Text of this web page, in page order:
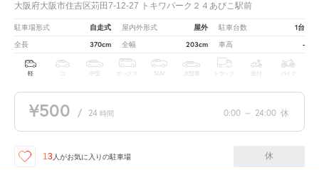
大阪府大阪市住吉区苅田7-12-27 トキワパーク２４あびこ駅前
駐車場形式 自走式 屋内外形式 屋外 駐車台数 1台
全長 370cm 全幅 203cm 車高 -
軽 中型 ボックス SUV 大型車 トラック 原付 バイク
¥500 / 24 時間 0:00 ～ 24:00 休
13 人がお気に入りの駐車場 休